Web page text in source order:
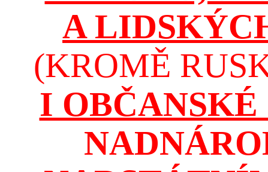
A
(KROMĚ
I OBČANSKÉ